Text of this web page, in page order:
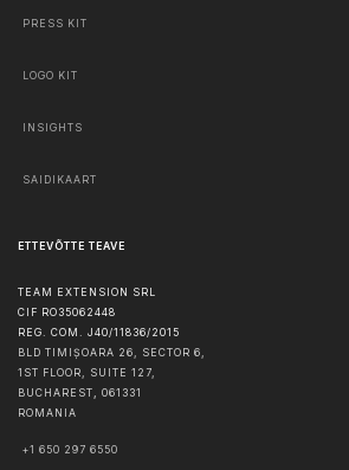
PRESS KIT
LOGO KIT
INSIGHTS
SAIDIKAART
ETTEVÕTTE TEAVE
TEAM EXTENSION SRL
CIF RO35062448
REG. COM. J40/11836/2015
BLD TIMIȘOARA 26, SECTOR 6,
1ST FLOOR, SUITE 127,
BUCHAREST, 061331
ROMANIA
+1 650 297 6550